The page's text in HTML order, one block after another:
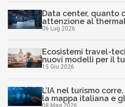
Data center, quanto
attenzione al
06 Lug 2026
Ecosistemi travel-
nuovi modelli per il
15 Giu 2026
L’IA nel turismo
la mappa italiana e
08 Mag 2026